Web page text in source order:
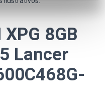
8GB
Lancer